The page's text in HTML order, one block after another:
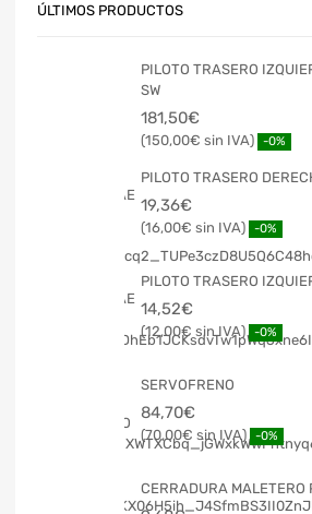
ÚLTIMOS PRODUCTOS
PILOTO TRASERO
SW
181,50€
150,00€ -0%
PILOTO TRASERO
19,36€
16,00€ -0%
PILOTO TRASERO
14,52€
12,00€ -0%
SERVOFRENO
84,70€
70,00€ -0%
CERRADURA MALETERO